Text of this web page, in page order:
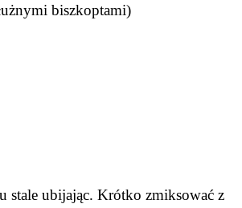
biszkoptami)
stale ubijając. Krótko zmiksować z